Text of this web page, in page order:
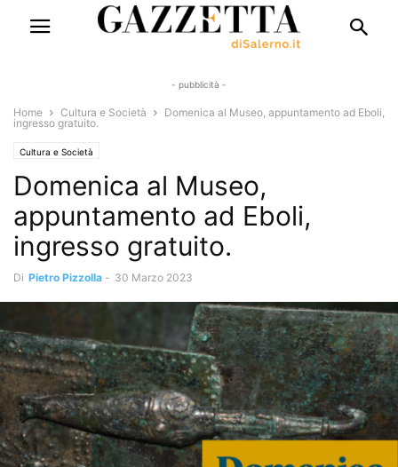
- pubblicità -
Home Cultura e Società
Domenica al Museo, appuntamento ad Eboli,
ingresso gratuito.
Cultura e Società
Domenica al Museo,
appuntamento ad Eboli,
ingresso gratuito.
Di Pietro Pizzolla - 30 Marzo 2023